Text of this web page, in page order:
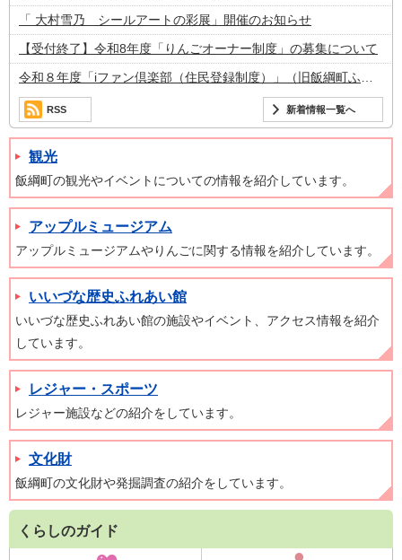
「 大村雪乃 シールアートの彩展」開催のお知らせ
【受付終了】令和8年度「りんごオーナー制度」の募集について
令和８年度「iファン倶楽部（住民登録制度）」（旧飯綱町ふるさと住民登録）のご案内
RSS 新着情報一覧へ
観光
飯綱町の観光やイベントについての情報を紹介しています。
アップルミュージアム
アップルミュージアムやりんごに関する情報を紹介しています。
いいづな歴史ふれあい館
いいづな歴史ふれあい館の施設やイベント、アクセス情報を紹介
しています。
レジャー・スポーツ
レジャー施設などの紹介をしています。
文化財
飯綱町の文化財や発掘調査の紹介をしています。
くらしのガイド